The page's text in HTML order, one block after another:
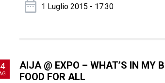
1 Luglio 2015 - 17:30
AIJA @ EXPO – WHAT’S IN MY
FOOD FOR ALL